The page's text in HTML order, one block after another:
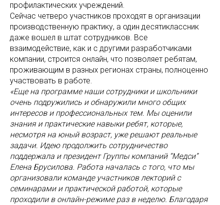
профилактических учреждений.
Сейчас четверо участников проходят в организации
производственную практику, а один десятиклассник
даже вошел в штат сотрудников. Все
взаимодействие, как и с другими разработчиками
компании, строится онлайн, что позволяет ребятам,
проживающим в разных регионах страны, полноценно
участвовать в работе.
«Еще на программе наши сотрудники и школьники
очень подружились и обнаружили много общих
интересов и профессиональных тем. Мы оценили
знания и практические навыки ребят, которые,
несмотря на юный возраст, уже решают реальные
задачи. Идею продолжить сотрудничество
поддержала и президент Группы компаний “Медси”
Елена Брусилова. Работа началась с того, что мы
организовали команде участников лекторий с
семинарами и практической работой, которые
проходили в онлайн-режиме раз в неделю. Благодаря